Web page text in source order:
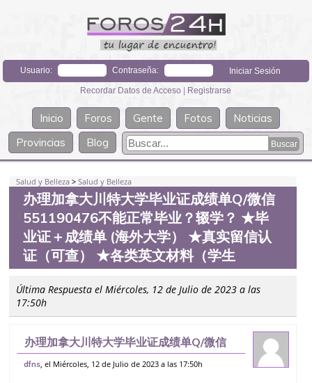
Usuario: Contraseña:
Recordar Datos de Acceso | Registrarse
Inicio Foros Gente Fotos
Noticias
Provincias
Blog
Salud y Belleza >Salud y Belleza
办理加拿大川特大学毕业证成绩单Q/微信
551190476不能正常毕业？辍学？ ★毕
业证＋成绩单 (海外大学） ★真实留信认
证（可查） ★各类英文材料（学生
Última Respuesta el Miércoles, 12 de Julio de 2023 a las
17:50h
办理加拿大川特大学毕业证成绩单Q/微信
551190476不能正常毕业？辍学？ ★毕业
dfns , el Miércoles, 12 de Julio de 2023 a las 17:50h